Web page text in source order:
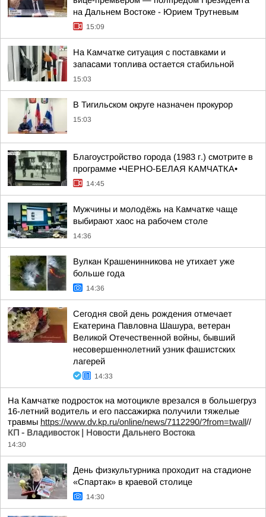
на Дальнем Востоке - Юрием Трутневым
15:09
На Камчатке ситуация с поставками и
запасами топлива остается стабильной
15:03
В Тигильском округе назначен прокурор
15:03
Благоустройство города (1983 г.) смотрите в
программе •ЧЕРНО-БЕЛАЯ КАМЧАТКА•
14:45
Мужчины и молодёжь на Камчатке чаще
выбирают хаос на рабочем столе
14:36
Вулкан Крашенинникова не утихает уже
больше года
14:36
Сегодня свой день рождения отмечает
Екатерина Павловна Шашура, ветеран
Великой Отечественной войны, бывший
несовершеннолетний узник фашистских
лагерей
14:33
На Камчатке подросток на мотоцикле врезался в большегруз
16-летний водитель и его пассажирка получили тяжелые
травмы https://www.dv.kp.ru/online/news/7112290/?from=twall//
КП - Владивосток | Новости Дальнего Востока
14:30
День физкультурника проходит на стадионе
«Спартак» в краевой столице
14:30